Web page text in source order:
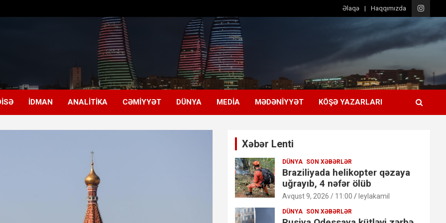
Əlaqə Haqqımızda
İDMAN ANALITIKA CƏMIYYƏT DÜNYA MEDIA MƏDƏNIYYƏT KÖŞƏ YAZARLARI
Xəbər Lenti
DÜNYA SON XƏBƏRLƏR
Braziliyada helikopter qəzaya
uğrayıb, 4 nəfər ölüb
Avqust 9, 2026 / 11:00 leylakamil
DÜNYA SON XƏBƏRLƏR